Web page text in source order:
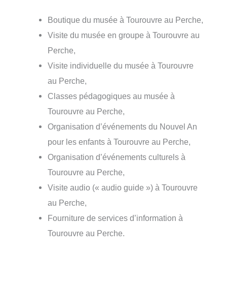
Boutique du musée à Tourouvre au Perche,
Visite du musée en groupe à Tourouvre au
Perche,
Visite individuelle du musée à Tourouvre
au Perche,
Classes pédagogiques au musée à
Tourouvre au Perche,
Organisation d’événements du Nouvel An
pour les enfants à Tourouvre au Perche,
Organisation d’événements culturels à
Tourouvre au Perche,
Visite audio (« audio guide ») à Tourouvre
au Perche,
Fourniture de services d’information à
Tourouvre au Perche.